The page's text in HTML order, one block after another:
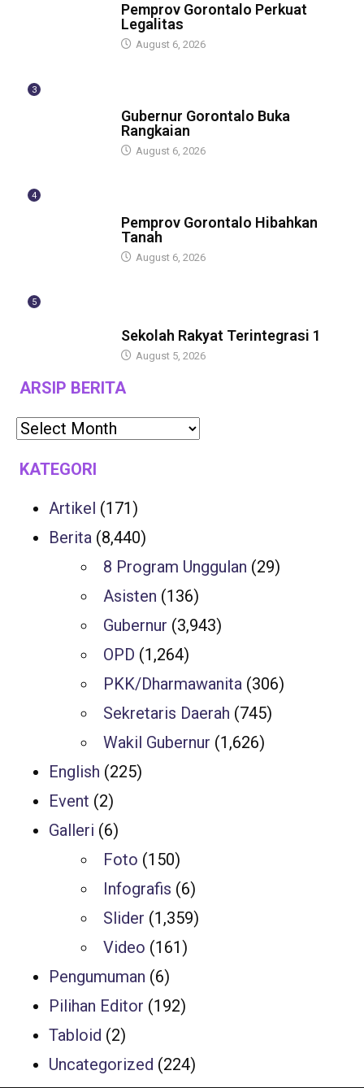
Pemprov Gorontalo Perkuat
Legalitas
August 6, 2026
3
Gubernur Gorontalo Buka
Rangkaian
August 6, 2026
4
Pemprov Gorontalo Hibahkan
Tanah
August 6, 2026
5
Sekolah Rakyat Terintegrasi 1
August 5, 2026
ARSIP BERITA
KATEGORI
Artikel (171)
Berita (8,440)
8 Program Unggulan (29)
Asisten (136)
Gubernur (3,943)
OPD (1,264)
PKK/Dharmawanita (306)
Sekretaris Daerah (745)
Wakil Gubernur (1,626)
English (225)
Event (2)
Galleri (6)
Foto (150)
Infografis (6)
Slider (1,359)
Video (161)
Pengumuman (6)
Pilihan Editor (192)
Tabloid (2)
Uncategorized (224)